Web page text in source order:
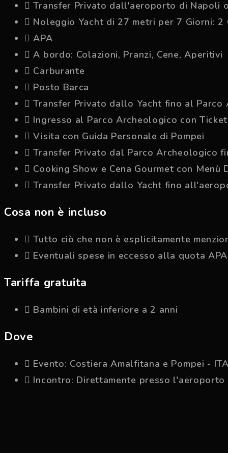
Transfer Privato dall'aeroporto di Napoli
Noleggio Yacht di 27 metri per 7 Giorni: 2
APA
A bordo: Colazioni, Pranzi, Cene, Aperitivi
Carburante
Posto Barca
Transfer Privato dallo Yacht fino al
Ingresso al Parco Archeologico con
Visita con Guida Personale di Pompei
Transfer Privato dal Parco Archeologico
Cooking Show e Cena Gourmet con
Transfer Privato dallo Yacht fino
Cosa non è incluso
Tutto ciò che non è esplicitamente
Eventuali spese in eccesso alla quota APA
Tariffa gratuita
Bambini di età inferiore a 2 anni
Dove
Evento: Costiera Amalfitana e Pompei -
Incontro: Direttamente presso